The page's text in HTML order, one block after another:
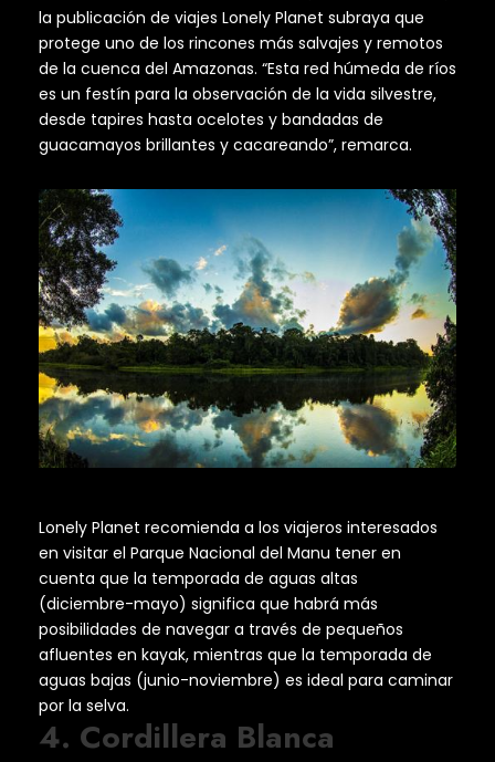
la publicación de viajes Lonely Planet subraya que
protege uno de los rincones más salvajes y remotos
de la cuenca del Amazonas. “Esta red húmeda de ríos
es un festín para la observación de la vida silvestre,
desde tapires hasta ocelotes y bandadas de
guacamayos brillantes y cacareando”, remarca.
Lonely Planet recomienda a los viajeros interesados
en visitar el Parque Nacional del Manu tener en
cuenta que la temporada de aguas altas
(diciembre-mayo) significa que habrá más
posibilidades de navegar a través de pequeños
afluentes en kayak, mientras que la temporada de
aguas bajas (junio-noviembre) es ideal para caminar
por la selva.
4. Cordillera Blanca